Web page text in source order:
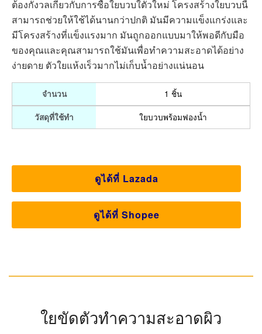
ต้องกังวลเกี่ยวกับการซื้อใยบวบใตัวใหม่ โครงสร้างใยบวบนี้
สามารถช่วยให้ใช้ได้นานกว่าปกติ มันมีความแข็งแกร่งและ
มีโครงสร้างที่แข็งแรงมาก มันถูกออกแบบมาให้พอดีกับมือ
ของคุณและคุณสามารถใช้มันเพื่อทำความสะอาดได้อย่าง
ง่ายดาย ตัวใยแห้งเร็วมากไม่เก็บน้ำอย่างแน่นอน
จำนวน 1 ชิ้น
วัสดุที่ใช้ทำ ใยบวบพร้อมฟองน้ำ
ดูได้ที่ Lazada
ดูได้ที่ Shopee
ใยขัดตัวทำความสะอาดผิว